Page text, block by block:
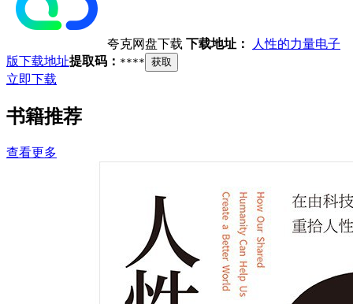
夸克网盘下载 下载地址：
人性的力量电子
版下载地址提取码： **** 获取
立即下载
书籍推荐
查看更多